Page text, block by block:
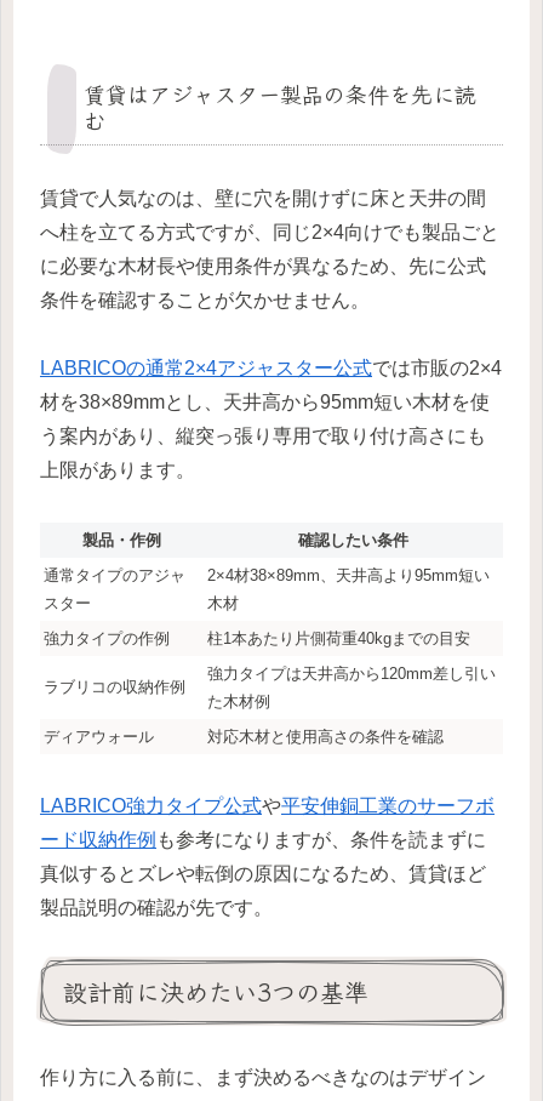
賃貸はアジャスター製品の条件を先に読
む
賃貸で人気なのは、壁に穴を開けずに床と天井の間
へ柱を立てる方式ですが、同じ2×4向けでも製品ごと
に必要な木材長や使用条件が異なるため、先に公式
条件を確認することが欠かせません。
LABRICOの通常2×4アジャスター公式では市販の2×4
材を38×89mmとし、天井高から95mm短い木材を使
う案内があり、縦突っ張り専用で取り付け高さにも
上限があります。
製品・作例
確認したい条件
通常タイプのアジャ
スター
2×4材38×89mm、天井高より95mm短い
木材
強力タイプの作例
柱1本あたり片側荷重40kgまでの目安
ラブリコの収納作例
強力タイプは天井高から120mm差し引い
た木材例
ディアウォール
対応木材と使用高さの条件を確認
LABRICO強力タイプ公式や平安伸銅工業のサーフボ
ード収納作例 も参考になりますが、条件を読まずに
真似するとズレや転倒の原因になるため、賃貸ほど
製品説明の確認が先です。
設計前に決めたい3つの基準
作り方に入る前に、まず決めるべきなのはデザイン